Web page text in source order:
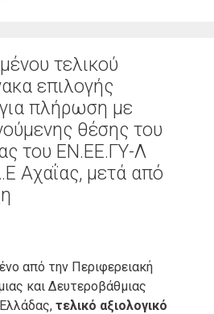
τελικού
επιλογής
πλήρωση με
θέσης του
του ΕΝ.ΕΕ.ΓΥ-Λ
Αχαΐας, μετά από
από την Περιφερειακή
και Δευτεροβάθμιας
τελικό αξιολογικό